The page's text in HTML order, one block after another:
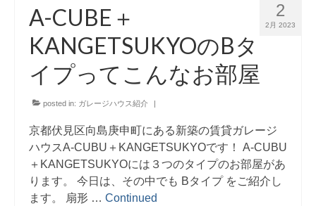
2
2月 2023
A-CUBE＋
KANGETSUKYOのBタ
イプってこんなお部屋
posted in: ガレージハウス紹介 |
京都伏見区向島庚申町にある新築の賃貸ガレージ
ハウスA-CUBU＋KANGETSUKYOです！ A-CUBU
＋KANGETSUKYOには３つのタイプのお部屋があ
ります。 今日は、その中でも Bタイプ をご紹介し
ます。 扇形 … Continued